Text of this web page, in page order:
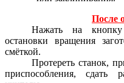
После
Нажать на
остановки вращения
смёткой.
Протереть станок,
приспособления, сдать